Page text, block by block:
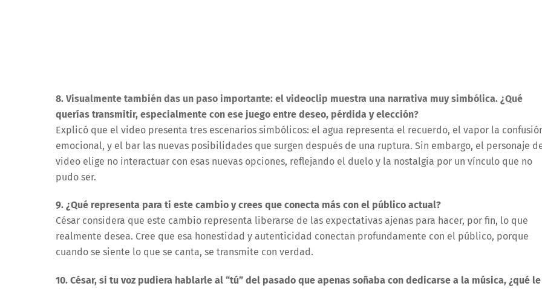
8. Visualmente también das un paso importante: el videoclip muestra una narrativa muy simbólica. ¿Qué
querías transmitir, especialmente con ese juego entre deseo, pérdida y elección?
Explicó que el video presenta tres escenarios simbólicos: el agua representa el recuerdo, el vapor la
emocional, y el bar las nuevas posibilidades que surgen después de una ruptura. Sin embargo, el personaje
video elige no interactuar con esas nuevas opciones, reflejando el duelo y la nostalgia por un vínculo que no
pudo ser.
9. ¿Qué representa para ti este cambio y crees que conecta más con el público actual?
César considera que este cambio representa liberarse de las expectativas ajenas para hacer, por fin, lo que
realmente desea. Cree que esa honestidad y autenticidad conectan profundamente con el público, porque
cuando se siente lo que se canta, se transmite con verdad.
10. César, si tu voz pudiera hablarle al “tú” del pasado que apenas soñaba con dedicarse a la música, ¿qué le